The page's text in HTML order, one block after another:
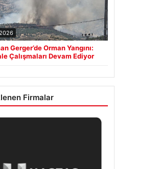
Gerger’de Orman Yangını:
Çalışmaları Devam Ediyor
Firmalar